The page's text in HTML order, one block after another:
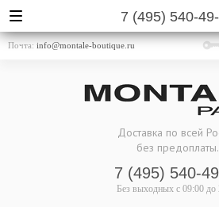
7 (495) 540-
Почта: info@montale-boutique.ru
Доставка по всей
без предоплаты.
7 (495) 540-
Без выходных с 09:00 до